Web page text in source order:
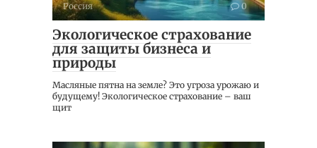
Россия 0
Экологическое страхование
для защиты бизнеса и
природы
Масляные пятна на земле? Это угроза урожаю и
будущему! Экологическое страхование – ваш
щит